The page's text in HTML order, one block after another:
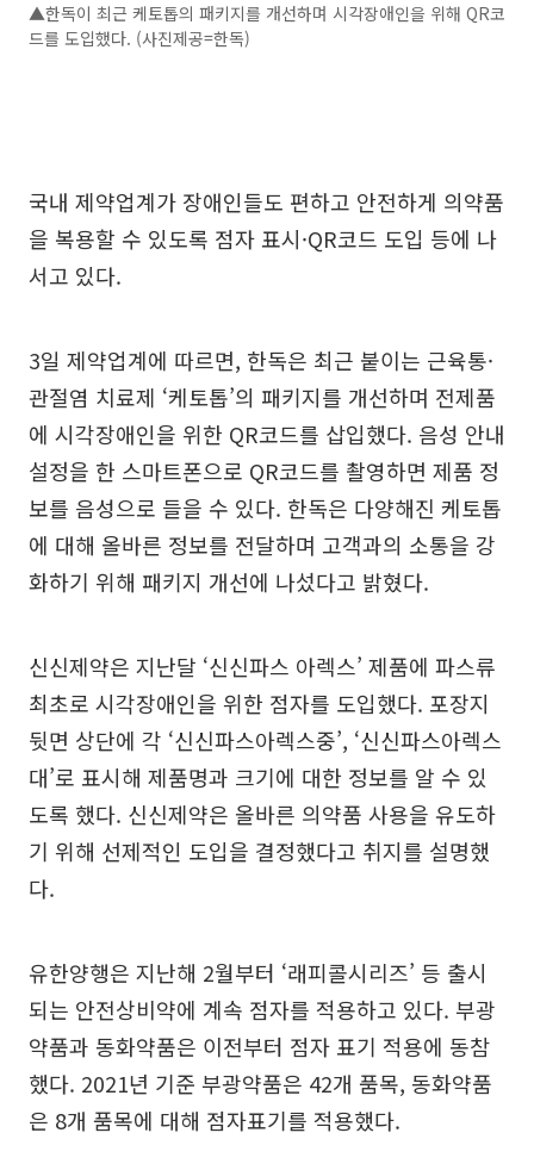
▲한독이 최근 케토톱의 패키지를 개선하며 시각장애인을 위해 QR코
드를 도입했다. (사진제공=한독)
국내 제약업계가 장애인들도 편하고 안전하게 의약품
을 복용할 수 있도록 점자 표시·QR코드 도입 등에 나
서고 있다.
3일 제약업계에 따르면, 한독은 최근 붙이는 근육통·
관절염 치료제 ‘케토톱’의 패키지를 개선하며 전제품
에 시각장애인을 위한 QR코드를 삽입했다. 음성 안내
설정을 한 스마트폰으로 QR코드를 촬영하면 제품 정
보를 음성으로 들을 수 있다. 한독은 다양해진 케토톱
에 대해 올바른 정보를 전달하며 고객과의 소통을 강
화하기 위해 패키지 개선에 나섰다고 밝혔다.
신신제약은 지난달 ‘신신파스 아렉스’ 제품에 파스류
최초로 시각장애인을 위한 점자를 도입했다. 포장지
뒷면 상단에 각 ‘신신파스아렉스중’, ‘신신파스아렉스
대’로 표시해 제품명과 크기에 대한 정보를 알 수 있
도록 했다. 신신제약은 올바른 의약품 사용을 유도하
기 위해 선제적인 도입을 결정했다고 취지를 설명했
다.
유한양행은 지난해 2월부터 ‘래피콜시리즈’ 등 출시
되는 안전상비약에 계속 점자를 적용하고 있다. 부광
약품과 동화약품은 이전부터 점자 표기 적용에 동참
했다. 2021년 기준 부광약품은 42개 품목, 동화약품
은 8개 품목에 대해 점자표기를 적용했다.